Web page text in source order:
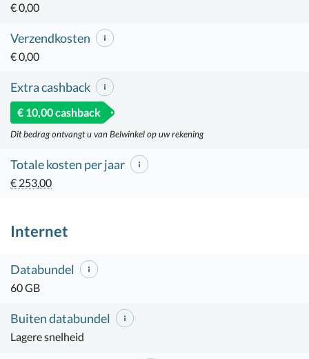
€ 0,00
Verzendkosten
€ 0,00
Extra cashback
€ 10,00 cashback
Dit bedrag ontvangt u van Belwinkel op uw rekening
Totale kosten per jaar
€ 253,00
Internet
Databundel
60 GB
Buiten databundel
Lagere snelheid